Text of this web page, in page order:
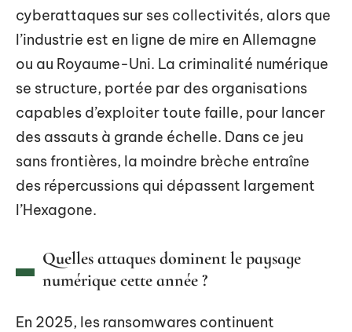
cyberattaques sur ses collectivités, alors que
l’industrie est en ligne de mire en Allemagne
ou au Royaume-Uni. La criminalité numérique
se structure, portée par des organisations
capables d’exploiter toute faille, pour lancer
des assauts à grande échelle. Dans ce jeu
sans frontières, la moindre brèche entraîne
des répercussions qui dépassent largement
l’Hexagone.
Quelles attaques dominent le paysage
numérique cette année ?
En 2025, les ransomwares continuent